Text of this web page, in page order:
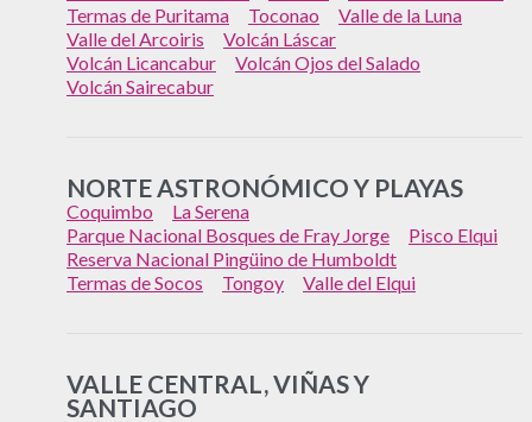
Termas de Puritama
Toconao
Valle de la Luna
Valle del Arcoiris
Volcán Láscar
Volcán Licancabur
Volcán Ojos del Salado
Volcán Sairecabur
NORTE ASTRONÓMICO Y PLAYAS
Coquimbo
La Serena
Parque Nacional Bosques de Fray Jorge
Pisco Elqui
Reserva Nacional Pingüino de Humboldt
Termas de Socos
Tongoy Valle del Elqui
VALLE CENTRAL, VIÑAS Y
SANTIAGO